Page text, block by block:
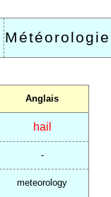
Météorologie
Anglais
hail
-
meteorology